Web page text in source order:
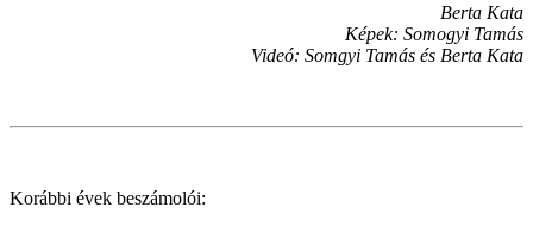
Berta Kata
Képek: Somogyi Tamás
Videó: Somgyi Tamás és Berta Kata
Korábbi évek beszámolói: